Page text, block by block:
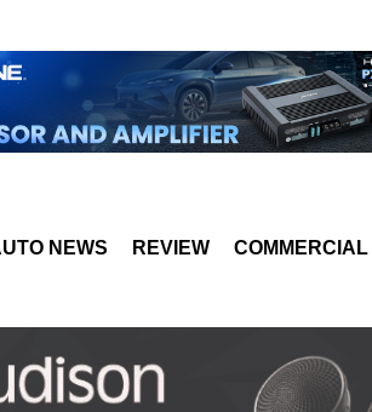
NEWS REVIEW COMMERCIAL